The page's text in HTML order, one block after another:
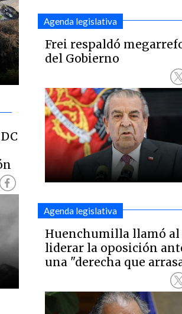
Agenda legislativa
Frei respaldó
del Gobierno
Agenda legislativa
Huenchumilla llamó al
liderar la oposición
una "derecha que